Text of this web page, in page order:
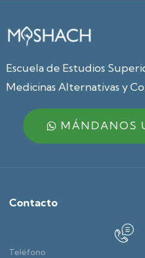
Escuela de Estudios
Medicinas Alternativas y
MÁNDANOS
Contacto
Teléfono